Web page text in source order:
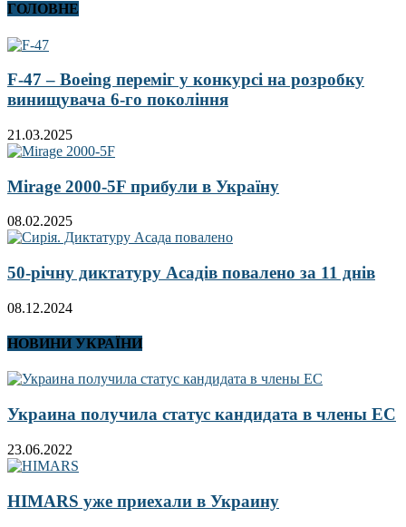
ГОЛОВНЕ
F-47 – Boeing переміг у конкурсі на розробку
винищувача 6-го покоління
21.03.2025
Mirage 2000-5F прибули в Україну
08.02.2025
50-річну диктатуру Асадів повалено за 11 днів
08.12.2024
НОВИНИ УКРАЇНИ
Украина получила статус кандидата в члены ЕС
23.06.2022
HIMARS уже приехали в Украину